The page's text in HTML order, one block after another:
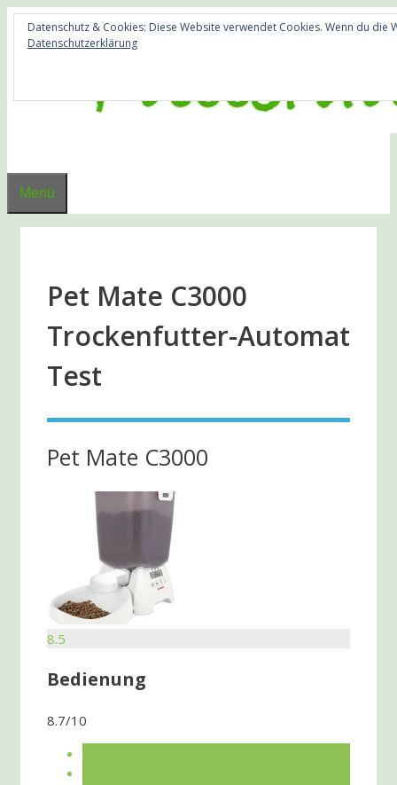
Zum
Inhalt
Menü
Pet Mate C3000
Trockenfutter-Automat
Test
Pet Mate C3000
8.5
Bedienung
8.7/10
Datenschutz & Cookies: Diese Website verwendet Cookies. Wenn du
Datenschutzerklärung